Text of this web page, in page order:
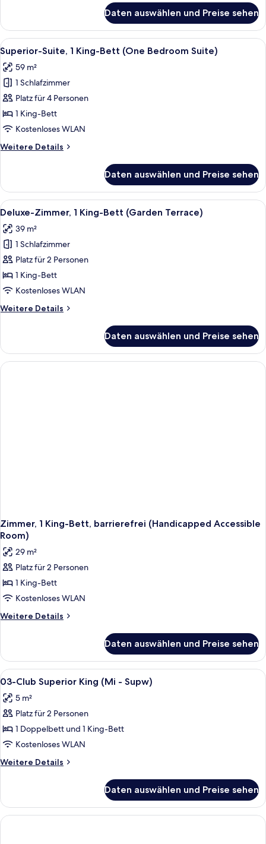
Zimmer,
1 King-
Bett
(Superior
Club
Room)
Daten auswählen und Preise sehen
Alle
Fotos
für
Superior-
Suite,
1 King-
Bett
Bedroom
Ein modernes Hotelzimmer mit
9
Superior-Suite, 1 King-Bett (One Bedroom Suite)
59 m²
1 Schlafzimmer
Platz für 4 Personen
1 King-Bett
Kostenloses WLAN
Weitere Details
Weitere
Suite,
1 King-
Bett
Bedroom
Suite)
Daten auswählen und Preise sehen
Alle
Fotos
für
Deluxe-
Zimmer,
1 King-
Bett
Terrace)
Ein modernes Hotelzimmer mit
5
Deluxe-Zimmer, 1 King-Bett (Garden Terrace)
39 m²
1 Schlafzimmer
Platz für 2 Personen
1 King-Bett
Kostenloses WLAN
Weitere Details
Weitere
Zimmer,
1 King-
Bett
Daten auswählen und Preise sehen
Zimmer, 1 King-Bett, barrierefrei (Handicapped Accessible
Room)
29 m²
Platz für 2 Personen
1 King-Bett
Kostenloses WLAN
Weitere Details
Weitere
1 King-
Bett,
barrierefrei
(Handicapped
Accessible
Room)
Daten auswählen und Preise sehen
Alle
Fotos
für
03-
Club
Superior
King
(Mi
Supw)
anzeigen
Ein modernes Hotelzimmer mit
2
03-Club Superior King (Mi - Supw)
5 m²
Platz für 2 Personen
1 Doppelbett und 1 King-Bett
Kostenloses WLAN
Weitere Details
Weitere
Club
Superior
King
Daten auswählen und Preise sehen